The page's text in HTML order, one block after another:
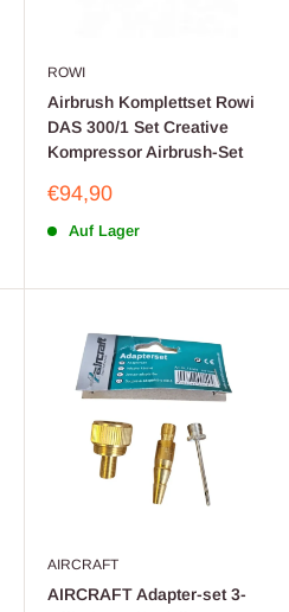
ROWI
Airbrush Komplettset Rowi
DAS 300/1 Set Creative
Kompressor Airbrush-Set
Sonderpreis
€94,90
Auf Lager
AIRCRAFT
AIRCRAFT Adapter-set 3-